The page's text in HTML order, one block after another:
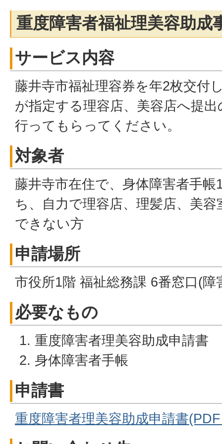
重度障害者福祉理美容助成
サービス内容
藤井寺市福祉理容券を年2枚交付
が指定する理容店、美容店へ提
行ってもらってください。
対象者
藤井寺市在住で、身体障害者手
ち、自力で理容店、理髪店、美
できない方
申請場所
市役所1階 福祉総務課 6番窓口(障
必要なもの
重度障害者理美容助成申請書
身体障害者手帳
申請書
重度障害者理美容助成申請書